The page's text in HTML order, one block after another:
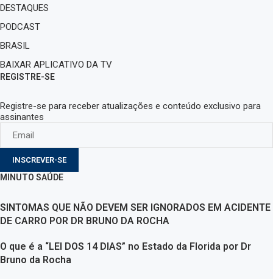
DESTAQUES
PODCAST
BRASIL
BAIXAR APLICATIVO DA TV
REGISTRE-SE
Registre-se para receber atualizações e conteúdo exclusivo para
assinantes
INSCREVER-SE
MINUTO SAÚDE
SINTOMAS QUE NÃO DEVEM SER IGNORADOS EM ACIDENTE
DE CARRO POR DR BRUNO DA ROCHA
O que é a “LEI DOS 14 DIAS” no Estado da Florida por Dr
Bruno da Rocha